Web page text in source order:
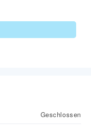
Geschlossen